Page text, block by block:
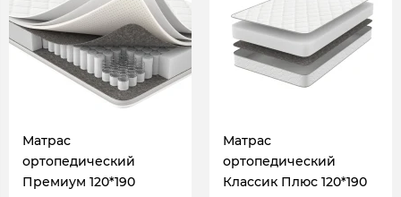
Матрас
ортопедический
Премиум 120*190
Матрас
ортопедический
Классик Плюс 120*190